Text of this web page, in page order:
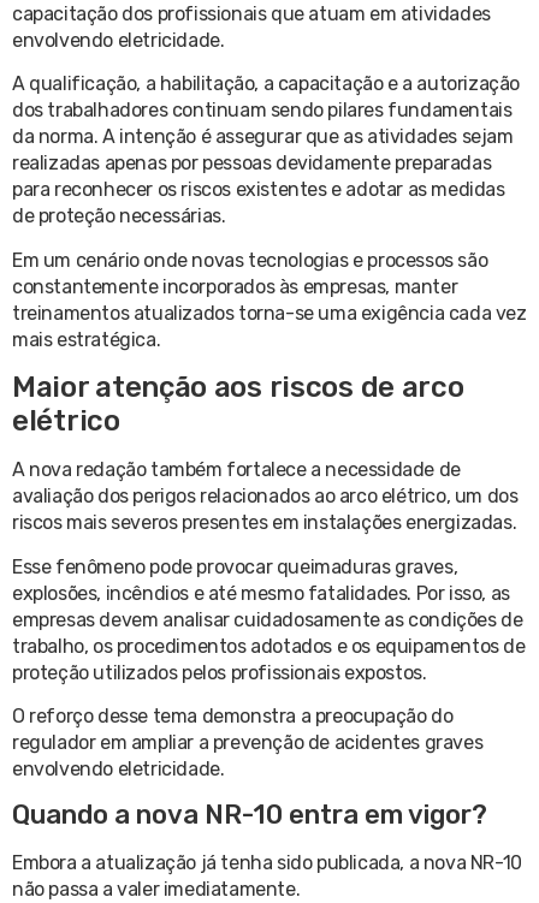
capacitação dos profissionais que atuam em atividades
envolvendo eletricidade.
A qualificação, a habilitação, a capacitação e a autorização
dos trabalhadores continuam sendo pilares fundamentais
da norma. A intenção é assegurar que as atividades sejam
realizadas apenas por pessoas devidamente preparadas
para reconhecer os riscos existentes e adotar as medidas
de proteção necessárias.
Em um cenário onde novas tecnologias e processos são
constantemente incorporados às empresas, manter
treinamentos atualizados torna-se uma exigência cada vez
mais estratégica.
Maior atenção aos riscos de arco
elétrico
A nova redação também fortalece a necessidade de
avaliação dos perigos relacionados ao arco elétrico, um dos
riscos mais severos presentes em instalações energizadas.
Esse fenômeno pode provocar queimaduras graves,
explosões, incêndios e até mesmo fatalidades. Por isso, as
empresas devem analisar cuidadosamente as condições de
trabalho, os procedimentos adotados e os equipamentos de
proteção utilizados pelos profissionais expostos.
O reforço desse tema demonstra a preocupação do
regulador em ampliar a prevenção de acidentes graves
envolvendo eletricidade.
Quando a nova NR-10 entra em vigor?
Embora a atualização já tenha sido publicada, a nova NR-10
não passa a valer imediatamente.